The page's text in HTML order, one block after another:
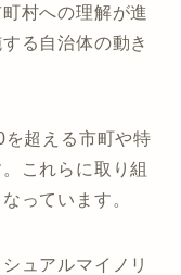
村への理解が進
る自治体の動き
超える市町や特
これらに取り組
っています。
ュアルマイノリ